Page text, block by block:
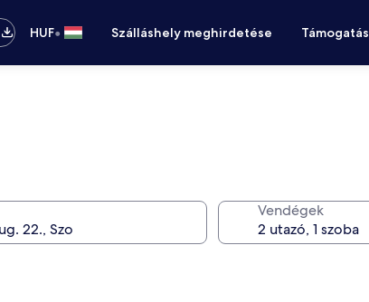
HUF• Szálláshely meghirdetése Támogatás
Vendégek